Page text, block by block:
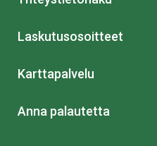
Laskutusosoitteet
Karttapalvelu
Anna palautetta